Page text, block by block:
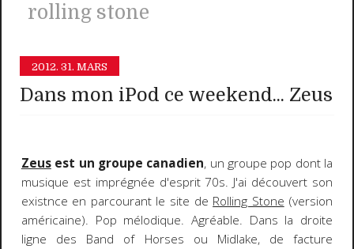
rolling stone
2012. 31. MARS
Dans mon iPod ce weekend... Zeus
Zeusest un groupe canadien, un groupe pop dont la
musique est imprégnée d'esprit 70s. J'ai découvert son
existnce en parcourant le site de Rolling Stone (version
américaine). Pop mélodique. Agréable. Dans la droite
ligne des Band of Horses ou Midlake, de facture